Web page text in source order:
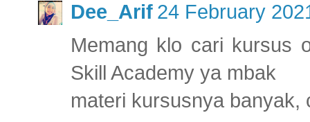
Dee_Arif 24 February
Memang klo cari kursus
Skill Academy ya mbak
materi kursusnya banyak,